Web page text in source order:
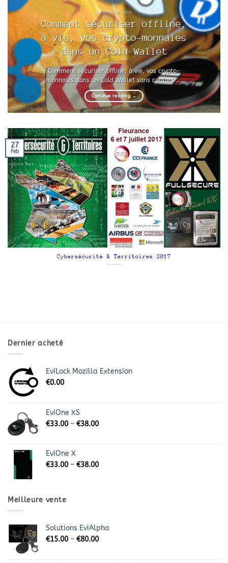
A PROPOS DE NOUS
Comment sécuriser offline,
à vie, vos crypto-monnaies
dans un Cold Wallet
Comment sécuriser offline, à vie, vos crypto-
monnaies dans un Cold Wallet sans contact ...
Continue reading →
Cybersécurité & Territoires 2017
27
Feb
Dernier acheté
EviLock Mozilla Extension
€0.00
EviOne XS
€33.00– €38.00
EviOne X
€33.00– €38.00
Meilleure vente
Solutions EviAlpha
€15.00– €80.00